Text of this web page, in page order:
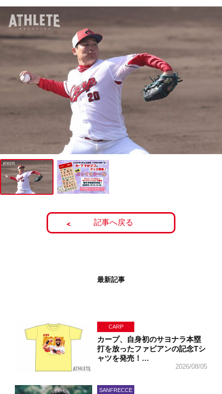
記事へ戻る
最新記事
CARP
カープ、自身初のサヨナラ本塁
打を放ったファビアンの記念Tシ
ャツを発売！…
2026/08/05
SANFRECCE